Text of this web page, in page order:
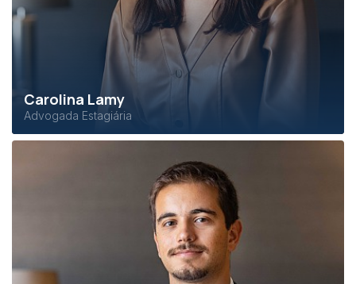
Carolina Lamy
Advogada Estagiária